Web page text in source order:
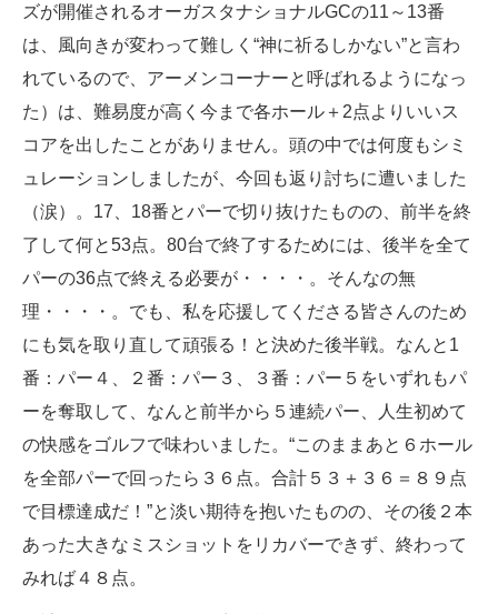
ズが開催されるオーガスタナショナルGCの11～13番
は、風向きが変わって難しく“神に祈るしかない”と言わ
れているので、アーメンコーナーと呼ばれるようになっ
た）は、難易度が高く今まで各ホール＋2点よりいいス
コアを出したことがありません。頭の中では何度もシミ
ュレーションしましたが、今回も返り討ちに遭いました
（涙）。17、18番とパーで切り抜けたものの、前半を終
了して何と53点。80台で終了するためには、後半を全て
パーの36点で終える必要が・・・・。そんなの無
理・・・・。でも、私を応援してくださる皆さんのため
にも気を取り直して頑張る！と決めた後半戦。なんと1
番：パー４、２番：パー３、３番：パー５をいずれもパ
ーを奪取して、なんと前半から５連続パー、人生初めて
の快感をゴルフで味わいました。“このままあと６ホール
を全部パーで回ったら３６点。合計５３＋３６＝８９点
で目標達成だ！”と淡い期待を抱いたものの、その後２本
あった大きなミスショットをリカバーできず、終わって
みれば４８点。